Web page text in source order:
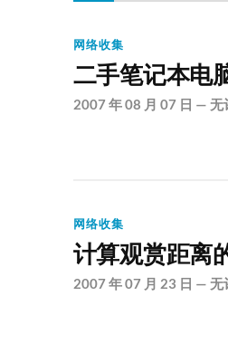
网络收集
二手笔记本电
2007 年 08 月 07 日 — 无
网络收集
计算观赏距离
2007 年 07 月 23 日 — 无